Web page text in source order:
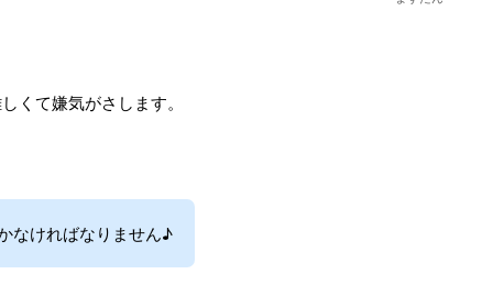
くて嫌気がさします。
なければなりません♪